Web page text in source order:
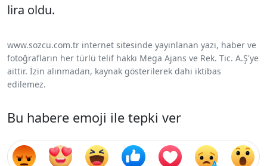
lira oldu.
www.sozcu.com.tr internet sitesinde yayınlanan yazı, haber ve
fotoğrafların her türlü telif hakkı Mega Ajans ve Rek. Tic. A.Ş'ye
aittir. İzin alınmadan, kaynak gösterilerek dahi iktibas
edilemez.
Bu habere emoji ile tepki ver